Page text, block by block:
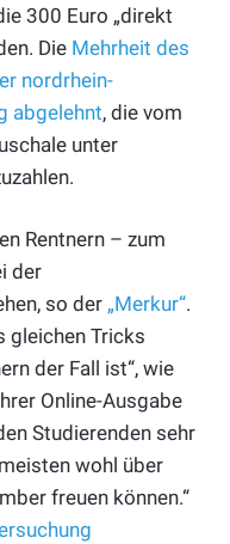
300 Euro „direkt
Die Mehrheit des
nordrhein-
abgelehnt, die vom
unter
Rentnern – zum
der
so der „Merkur“.
gleichen Tricks
der Fall ist“, wie
Online-Ausgabe
Studierenden sehr
wohl über
freuen können.“